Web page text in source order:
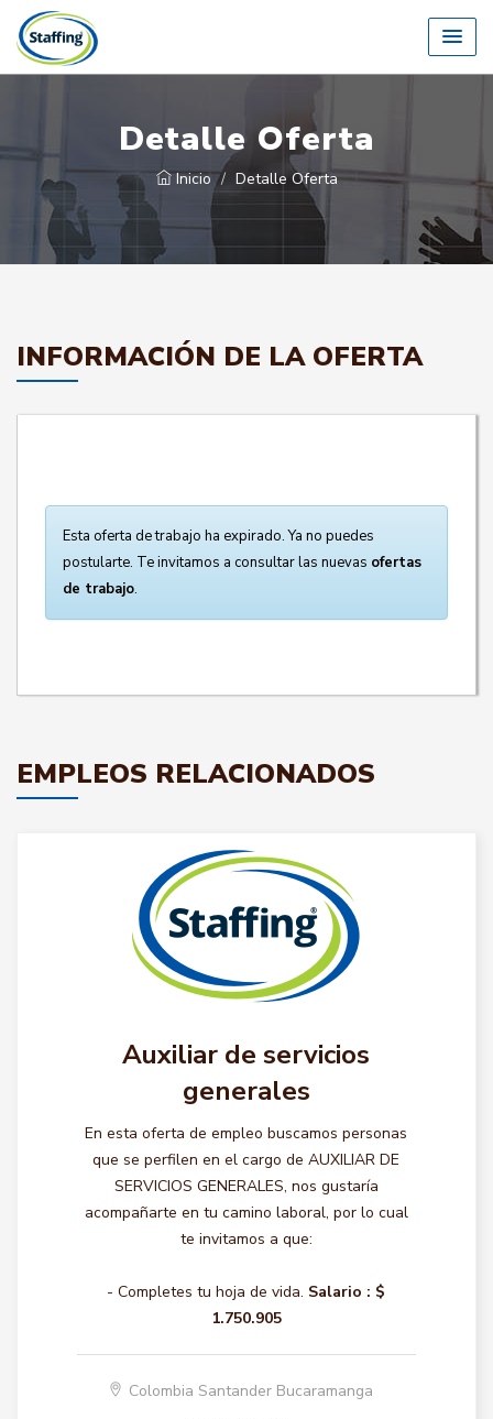
Detalle Oferta
Inicio Detalle Oferta
INFORMACIÓN DE LA OFERTA
Esta oferta de trabajo ha expirado. Ya no puedes
postularte. Te invitamos a consultar las nuevas ofertas
de trabajo.
EMPLEOS RELACIONADOS
Auxiliar de servicios
generales
En esta oferta de empleo buscamos personas
que se perfilen en el cargo de AUXILIAR DE
SERVICIOS GENERALES, nos gustaría
acompañarte en tu camino laboral, por lo cual
te invitamos a que:
- Completes tu hoja de vida. Salario : $
1.750.905
Colombia Santander Bucaramanga